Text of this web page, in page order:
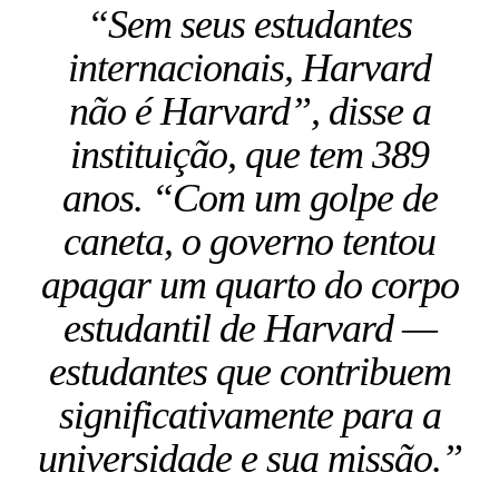
“Sem seus estudantes
internacionais, Harvard
não é Harvard”, disse a
instituição, que tem 389
anos. “Com um golpe de
caneta, o governo tentou
apagar um quarto do corpo
estudantil de Harvard —
estudantes que contribuem
significativamente para a
universidade e sua missão.”